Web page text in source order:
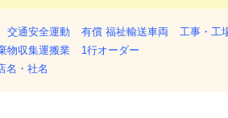
交通安全運動 有償 福祉輸送車両
工事・工
物収集運搬業
1行オーダー
名・社名